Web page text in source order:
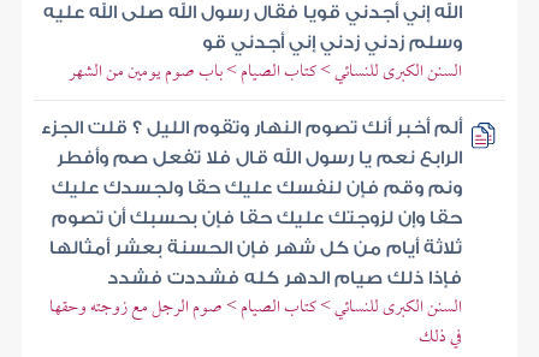
الله إني أجدني قويا فقال رسول الله صلى الله عليه
وسلم زدني زدني إني أجدني قو
السنن الكبرى للنسائي > كتاب الصيام > باب صوم يومين من الشهر
ألم أخبر أنك تصوم النهار وتقوم الليل ؟ قلت الجزء
الرابع نعم يا رسول الله قال فلا تفعل صم وأفطر
ونم وقم فإن لنفسك عليك حقا ولجسدك عليك
حقا وإن لزوجتك عليك حقا فإن بحسبك أن تصوم
ثلاثة أيام من كل شهر فإن الحسنة بعشر أمثالها
فإذا ذلك صيام الدهر كله فشددت فشدد
السنن الكبرى للنسائي > كتاب الصيام > صوم الرجل مع زوجته وحقها
في ذلك